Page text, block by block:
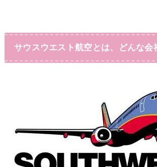
サウスウエスト航空とは、どんな会